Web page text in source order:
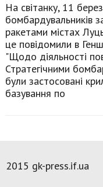
На світанку, 11
бомбардувальників
ракетами містах
це повідомили в
"Щодо діяльності
Стратегічними
були застосовані
базування по
2015 gk-press.if.ua